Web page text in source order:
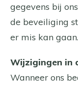
gegevens bij
de beveiliging
er mis kan gaan.
Wijzigingen in
Wanneer ons